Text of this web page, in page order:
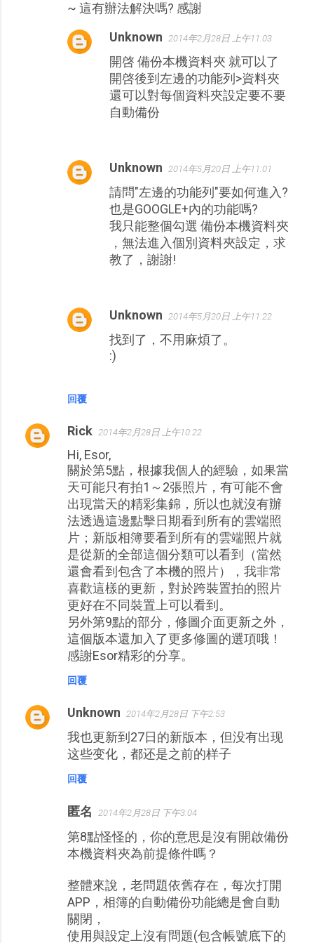
~ 這有辦法解決嗎? 感謝
回覆
Unknown 2014年2月28日 上午11:03
開啓 備份本機資料夾 就可以了
開啓後到左邊的功能列>資料夾
還可以對每個資料夾設定要不要
自動備份
Unknown 2014年5月20日 上午11:01
請問"左邊的功能列"要如何進入?
也是GOOGLE+內的功能嗎?
我只能整個勾選 備份本機資料夾
，無法進入個別資料夾設定，求
教了，謝謝!
Unknown 2014年5月20日 上午11:22
找到了，不用麻煩了。
:)
Rick 2014年2月28日 上午10:22
Hi, Esor,
關於第5點，根據我個人的經驗，如果當
天可能只有拍1～2張照片，有可能不會
出現當天的精彩集錦，所以也就沒有辦
法透過這邊點擊日期看到所有的雲端照
片；新版相簿要看到所有的雲端照片就
是從新的全部這個分類可以看到（當然
還會看到包含了本機的照片），我非常
喜歡這樣的更新，對於跨裝置拍的照片
更好在不同裝置上可以看到。
另外第9點的部分，修圖介面更新之外，
這個版本還加入了更多修圖的選項哦！
感謝Esor精彩的分享。
回覆
Unknown 2014年2月28日 下午2:53
我也更新到27日的新版本，但没有出现
这些变化，都还是之前的样子
回覆
匿名 2014年2月28日 下午3:04
第8點怪怪的，你的意思是沒有開啟備份
本機資料夾為前提條件嗎？
整體來說，老問題依舊存在，每次打開
APP，相簿的自動備份功能總是會自動
關閉，
使用與設定上沒有問題(包含帳號底下的